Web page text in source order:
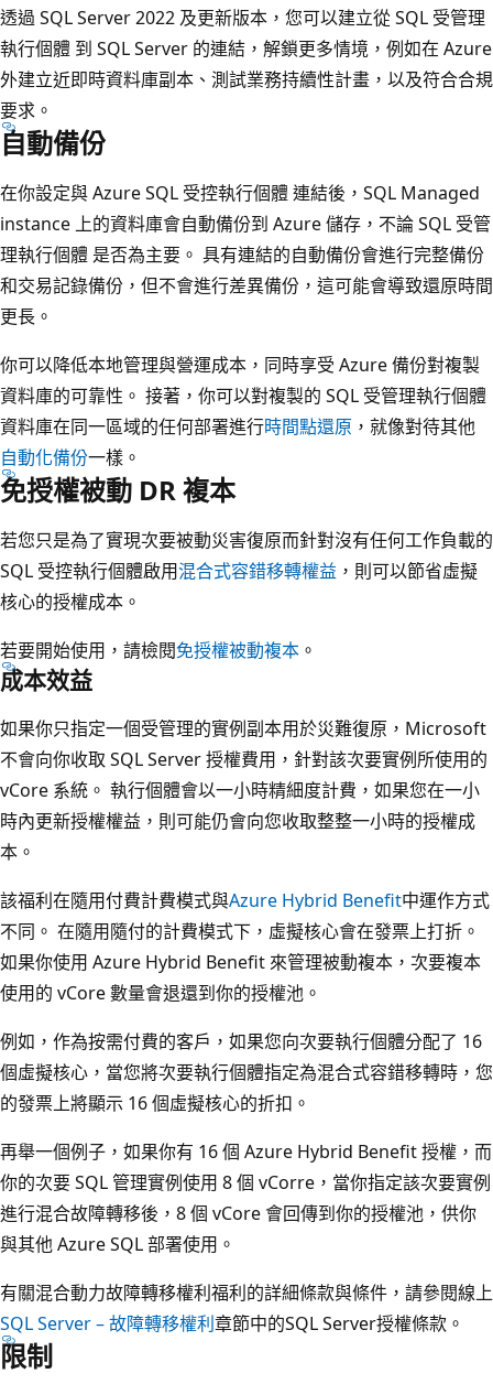
透過 SQL Server 2022 及更新版本，您可以建立從 SQL 受管理
執行個體 到 SQL Server 的連結，解鎖更多情境，例如在 Azure
外建立近即時資料庫副本、測試業務持續性計畫，以及符合合規
要求。
自動備份
在你設定與 Azure SQL 受控執行個體 連結後，SQL Managed
instance 上的資料庫會自動備份到 Azure 儲存，不論 SQL 受管
理執行個體 是否為主要。 具有連結的自動備份會進行完整備份
和交易記錄備份，但不會進行差異備份，這可能會導致還原時間
更長。
你可以降低本地管理與營運成本，同時享受 Azure 備份對複製
資料庫的可靠性。 接著，你可以對複製的 SQL 受管理執行個體
資料庫在同一區域的任何部署進行時間點還原 ，就像對待其他
自動化備份一樣。
免授權被動 DR 複本
若您只是為了實現次要被動災害復原而針對沒有任何工作負載的
SQL 受控執行個體啟用混合式容錯移轉權益 ，則可以節省虛擬
核心的授權成本。
若要開始使用，請檢閱免授權被動複本 。
成本效益
如果你只指定一個受管理的實例副本用於災難復原，Microsoft
不會向你收取 SQL Server 授權費用，針對該次要實例所使用的
vCore 系統。 執行個體會以一小時精細度計費，如果您在一小
時內更新授權權益，則可能仍會向您收取整整一小時的授權成
本。
該福利在隨用付費計費模式與Azure Hybrid Benefit中運作方式
不同。 在隨用隨付的計費模式下，虛擬核心會在發票上打折。
如果你使用 Azure Hybrid Benefit 來管理被動複本，次要複本
使用的 vCore 數量會退還到你的授權池。
例如，作為按需付費的客戶，如果您向次要執行個體分配了 16
個虛擬核心，當您將次要執行個體指定為混合式容錯移轉時，您
的發票上將顯示 16 個虛擬核心的折扣。
再舉一個例子，如果你有 16 個 Azure Hybrid Benefit 授權，而
你的次要 SQL 管理實例使用 8 個 vCorre，當你指定該次要實例
進行混合故障轉移後，8 個 vCore 會回傳到你的授權池，供你
與其他 Azure SQL 部署使用。
有關混合動力故障轉移權利福利的詳細條款與條件，請參閱線上
SQL Server – 故障轉移權利章節中的SQL Server授權條款。
限制